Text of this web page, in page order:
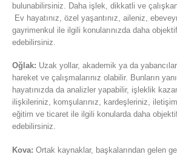
bulunabilirsiniz. Daha işlek, dikkatli ve
Ev hayatınız, özel yaşantınız, aileniz,
gayrimenkul ile ilgili konularınızda daha
edebilirsiniz.
Oğlak: Uzak yollar, akademik ya da
hareket ve çalışmalarınız olabilir. Bunların
hayatınızda da analizler yapabilir, işleklik
ilişkileriniz, komşularınız, kardeşleriniz, iletişim
eğitim ve ticaret ile ilgili konularda daha
edebilirsiniz.
Kova: Ortak kaynaklar, başkalarından gelen